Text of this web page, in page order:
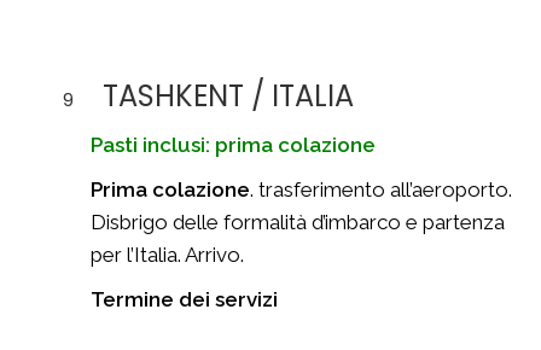
9 TASHKENT / ITALIA
Pasti inclusi: prima colazione
Prima colazione. trasferimento all’aeroporto.
Disbrigo delle formalità d’imbarco e partenza
per l’Italia. Arrivo.
Termine dei servizi